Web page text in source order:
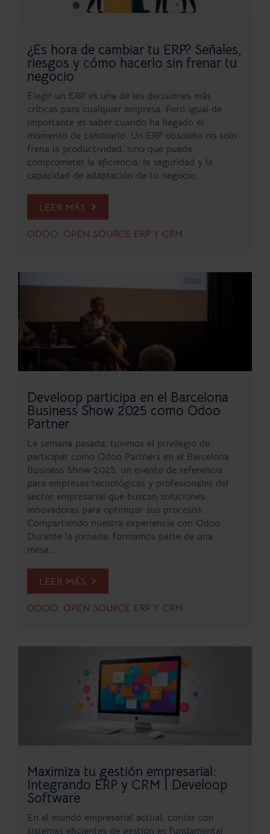
¿Es hora de cambiar tu ERP? Señales,
riesgos y cómo hacerlo sin frenar tu
negocio
Elegir un ERP es una de las decisiones más
críticas para cualquier empresa. Pero igual de
importante es saber cuándo ha llegado el
momento de cambiarlo. Un ERP obsoleto no solo
frena la productividad, sino que puede
comprometer la eficiencia, la seguridad y la
capacidad de adaptación de tu negocio....
LEER MÁS
ODOO: OPEN SOURCE ERP Y CRM
Develoop participa en el Barcelona
Business Show 2025 como Odoo
Partner
La semana pasada, tuvimos el privilegio de
participar como Odoo Partners en el Barcelona
Business Show 2025, un evento de referencia
para empresas tecnológicas y profesionales del
sector empresarial que buscan soluciones
innovadoras para optimizar sus procesos.
Compartiendo nuestra experiencia con Odoo
Durante la jornada, formamos parte de una
mesa...
LEER MÁS
ODOO: OPEN SOURCE ERP Y CRM
Maximiza tu gestión empresarial:
Integrando ERP y CRM | Develoop
Software
En el mundo empresarial actual, contar con
sistemas eficientes de gestión es fundamental